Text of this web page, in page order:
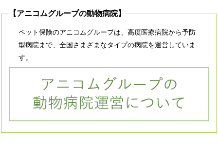
【アニコムグループの動物病院】
ペット保険のアニコムグループは、高度医療病院から予防
型病院まで、全国さまざまなタイプの病院を運営していま
す。